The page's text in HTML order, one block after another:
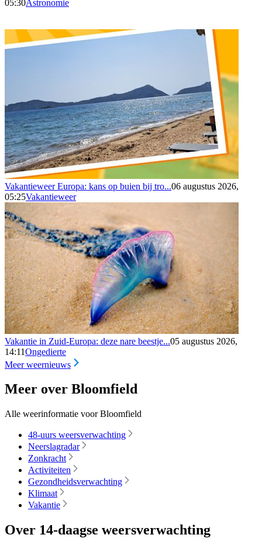
05:30Astronomie
Vakantieweer Europa: kans op buien bij tro...06 augustus 2026,
05:25Vakantieweer
Vakantie in Zuid-Europa: deze nare beestje...05 augustus 2026,
14:11Ongedierte
Meer weernieuws
Meer over Bloomfield
Alle weerinformatie voor Bloomfield
48-uurs weersverwachting
Neerslagradar
Zonkracht
Activiteiten
Gezondheidsverwachting
Klimaat
Vakantie
Over 14-daagse weersverwachting